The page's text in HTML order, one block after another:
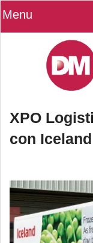
Menu
XPO
con Iceland